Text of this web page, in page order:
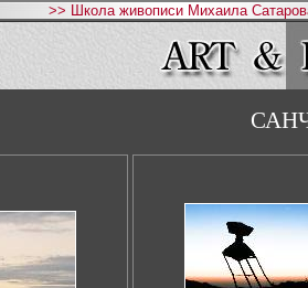
>> Школа живописи Михаила